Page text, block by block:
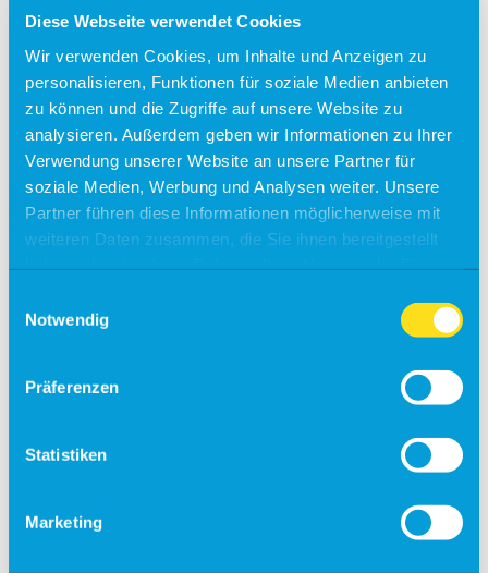
Diese Webseite verwendet Cookies
Wir verwenden Cookies, um Inhalte und Anzeigen zu
personalisieren, Funktionen für soziale Medien anbieten
zu können und die Zugriffe auf unsere Website zu
analysieren. Außerdem geben wir Informationen zu Ihrer
Verwendung unserer Website an unsere Partner für
soziale Medien, Werbung und Analysen weiter. Unsere
Partner führen diese Informationen möglicherweise mit
weiteren Daten zusammen, die Sie ihnen bereitgestellt
Notwendig
Präferenzen
Statistiken
Marketing
Check-in
Einreiseverordnung
Anfahrt
Kostenfreies Parken
Barrierefreies Reisen
Gepäck
Allgemein
Fundsachen
Gastronomie & Shops
Fallschirmsprung